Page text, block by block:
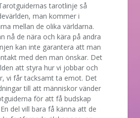
tarotlinje så
man kommer i
mellan de olika världarna.
nå de nära och kära på andra
kan inte garantera att man
med den man önskar. Det
att styra hur vi jobbar och
vi får tacksamt ta emot. Det
till att människor vänder
för att få budskap
del vill bara få känna att de